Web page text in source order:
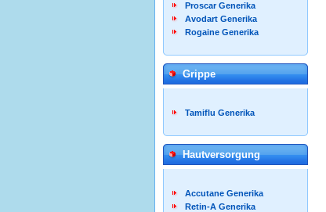
Proscar Generika
Avodart Generika
Rogaine Generika
Grippe
Tamiflu Generika
Hautversorgung
Accutane Generika
Retin-A Generika